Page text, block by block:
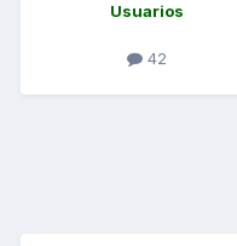
Usuarios
42